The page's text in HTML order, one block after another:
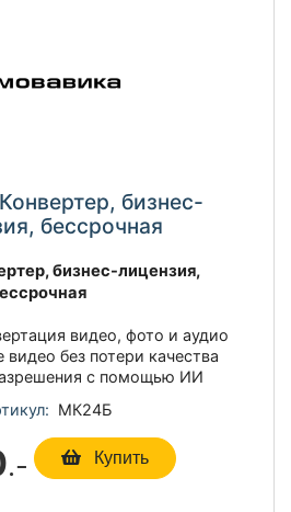
бизнес-
бессрочная
бизнес-лицензия,
видео, фото и аудио
без потери качества
с помощью ИИ
МК24Б
.- Купить